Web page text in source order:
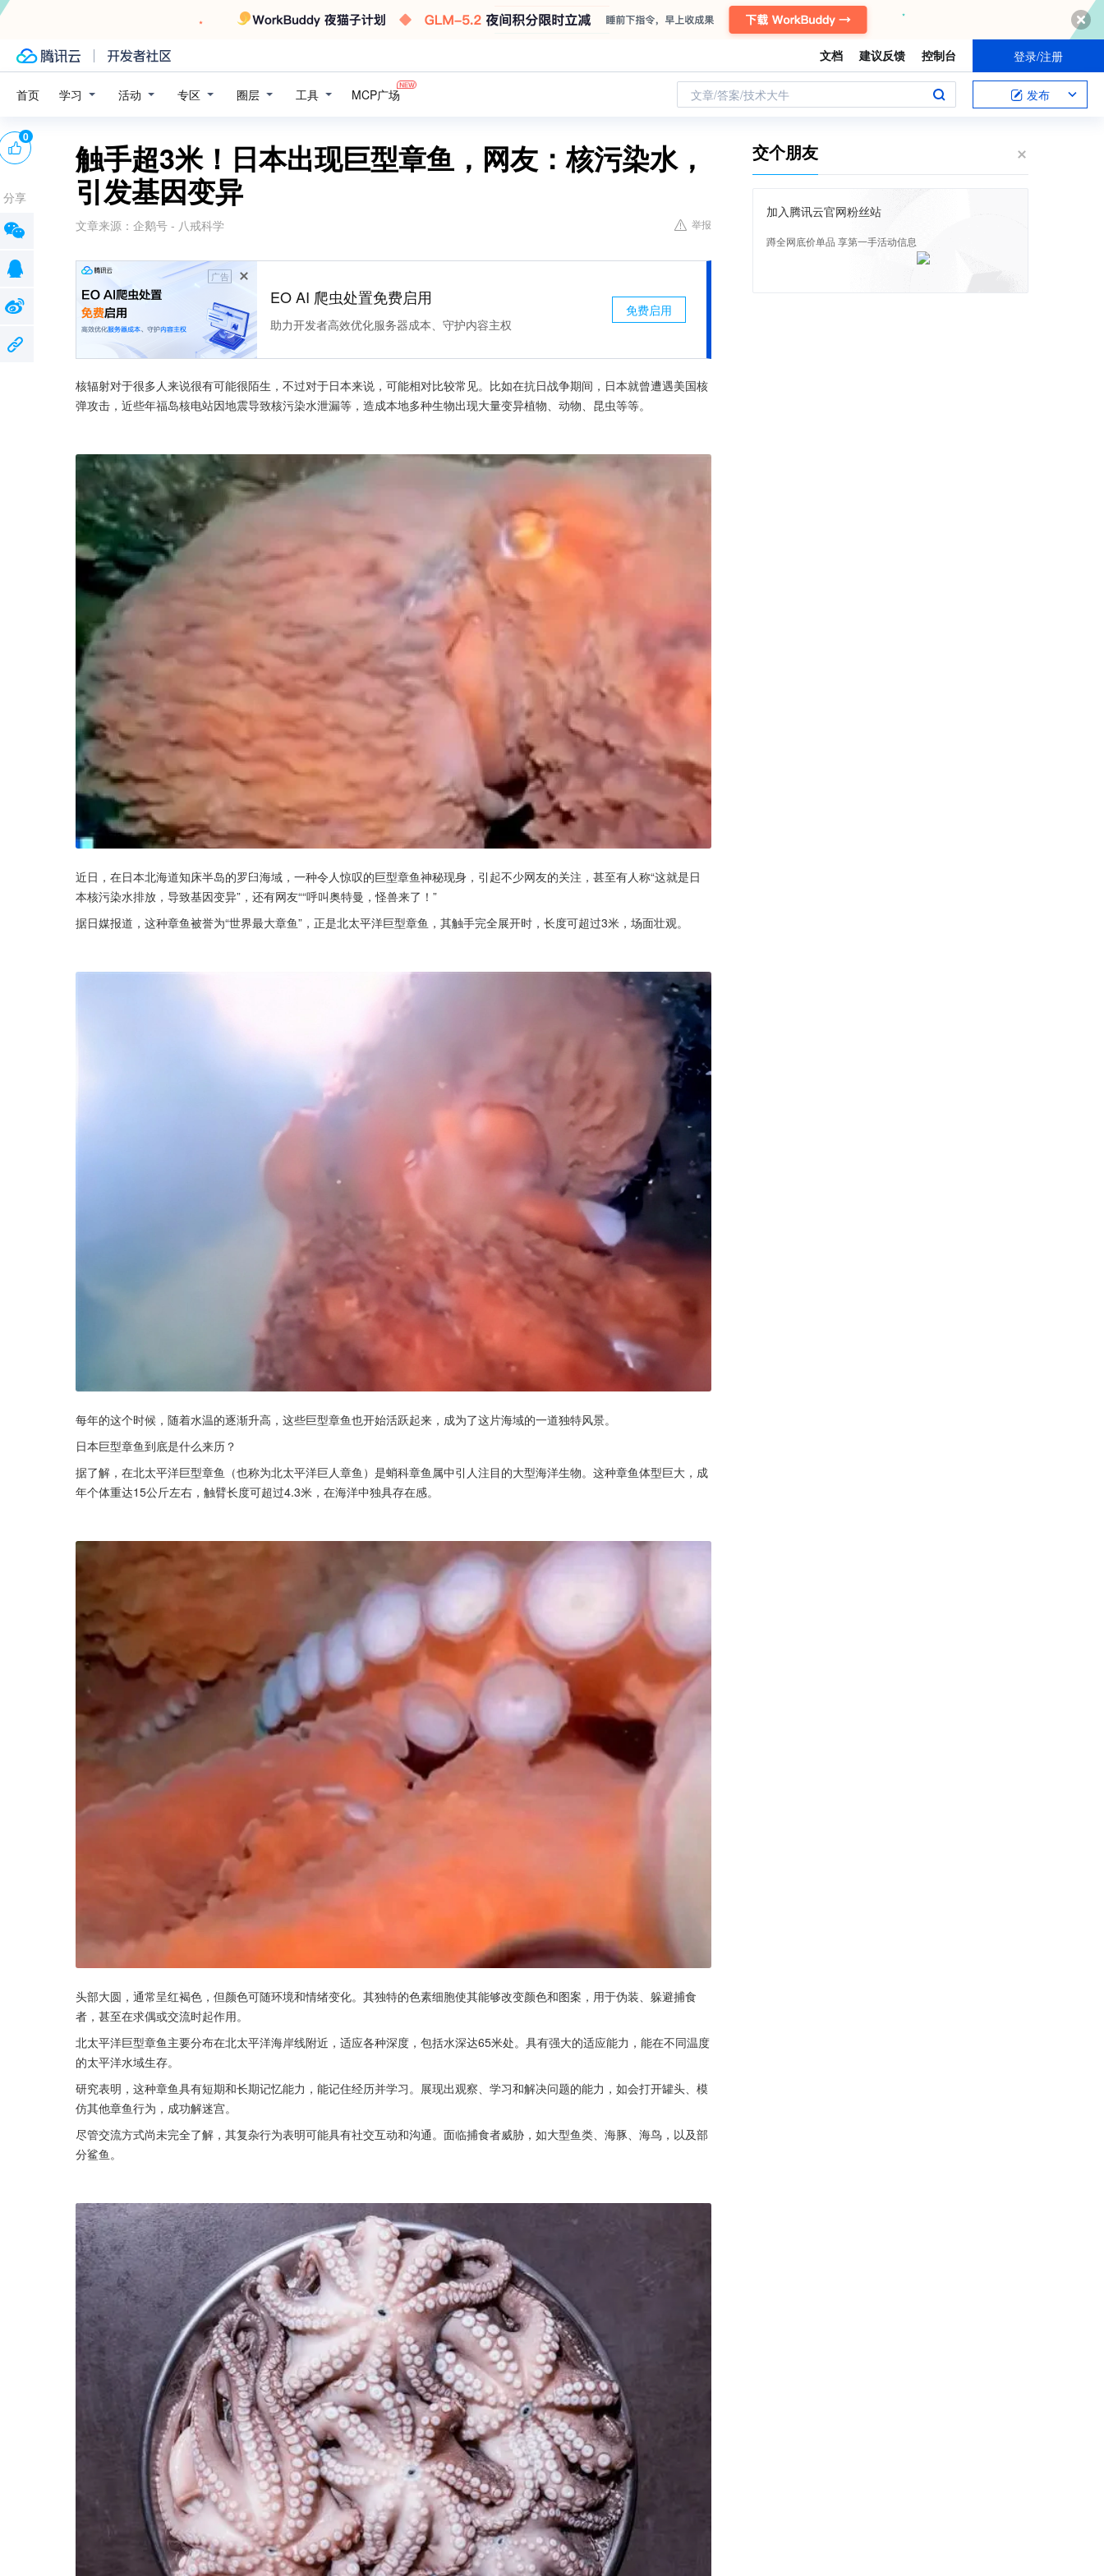
文档 建议反馈 控制台 登录/注册
首页 学习 活动 专区 圈层 工具 MCP广场 文章/答案/技术大牛 发布
触手超3米！日本出现巨型章鱼，网友：核污染水，
引发基因变异
文章来源： 企鹅号 - 八戒科学 举报
广告
EO AI 爬虫处置免费启用
助力开发者高效优化服务器成本、守护内容主权
免费启用
核辐射对于很多人来说很有可能很陌生，不过对于日本来说，可能相对比较常见。比如在抗日战争期间，日本就曾遭遇美国核
弹攻击，近些年福岛核电站因地震导致核污染水泄漏等，造成本地多种生物出现大量变异植物、动物、昆虫等等。
近日，在日本北海道知床半岛的罗臼海域，一种令人惊叹的巨型章鱼神秘现身，引起不少网友的关注，甚至有人称“这就是日
本核污染水排放，导致基因变异”，还有网友““呼叫奥特曼，怪兽来了！”
据日媒报道，这种章鱼被誉为“世界最大章鱼”，正是北太平洋巨型章鱼，其触手完全展开时，长度可超过3米，场面壮观。
每年的这个时候，随着水温的逐渐升高，这些巨型章鱼也开始活跃起来，成为了这片海域的一道独特风景。
日本巨型章鱼到底是什么来历？
据了解，在北太平洋巨型章鱼（也称为北太平洋巨人章鱼）是蛸科章鱼属中引人注目的大型海洋生物。这种章鱼体型巨大，成
年个体重达15公斤左右，触臂长度可超过4.3米，在海洋中独具存在感。
头部大圆，通常呈红褐色，但颜色可随环境和情绪变化。其独特的色素细胞使其能够改变颜色和图案，用于伪装、躲避捕食
者，甚至在求偶或交流时起作用。
北太平洋巨型章鱼主要分布在北太平洋海岸线附近，适应各种深度，包括水深达65米处。具有强大的适应能力，能在不同温度
的太平洋水域生存。
研究表明，这种章鱼具有短期和长期记忆能力，能记住经历并学习。展现出观察、学习和解决问题的能力，如会打开罐头、模
仿其他章鱼行为，成功解迷宫。
尽管交流方式尚未完全了解，其复杂行为表明可能具有社交互动和沟通。面临捕食者威胁，如大型鱼类、海豚、海鸟，以及部
分鲨鱼。
0
分享
交个朋友
加入腾讯云官网粉丝站
蹲全网底价单品 享第一手活动信息